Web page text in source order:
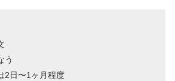
う
2日〜1ヶ月程度